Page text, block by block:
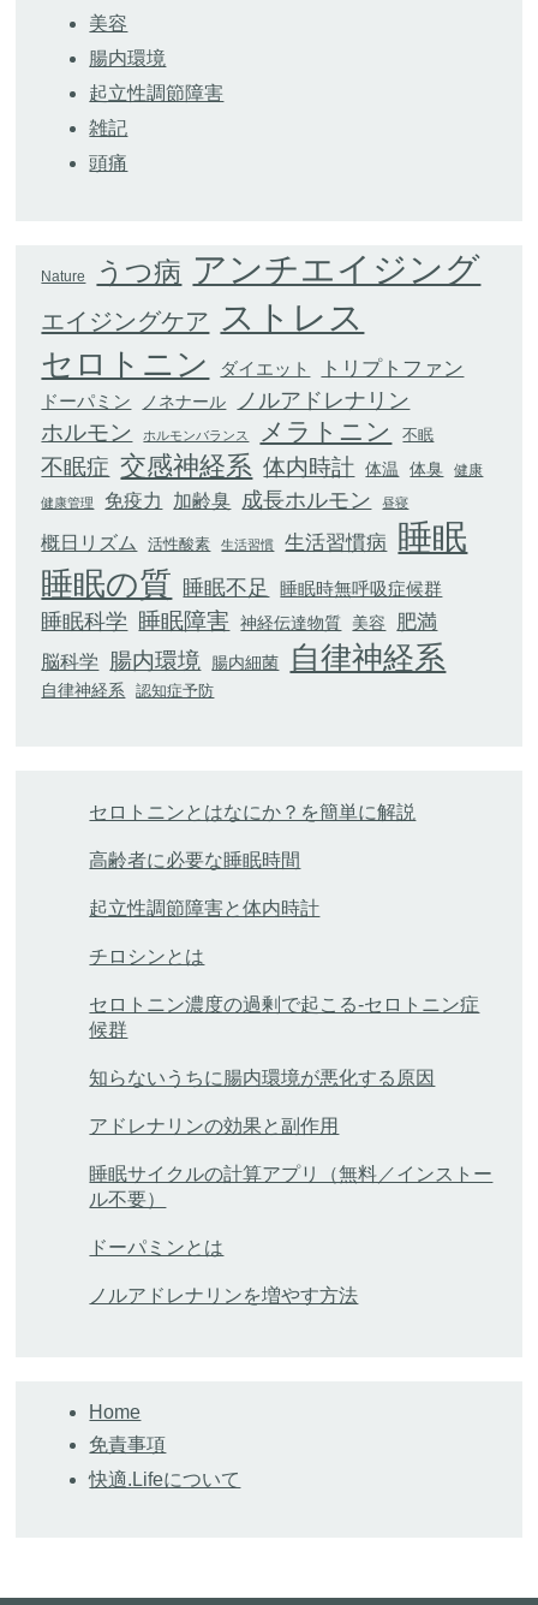
美容
腸内環境
起立性調節障害
雑記
頭痛
Nature うつ病 アンチエイジング
エイジングケア ストレス
セロトニン ダイエット トリプトファン
ドーパミン ノネナール ノルアドレナリン
ホルモン ホルモンバランス メラトニン 不眠
不眠症 交感神経系 体内時計 体温 体臭 健康
健康管理 免疫力 加齢臭 成長ホルモン 昼寝
概日リズム 活性酸素 生活習慣 生活習慣病 睡眠
睡眠の質 睡眠不足 睡眠時無呼吸症候群
睡眠科学 睡眠障害 神経伝達物質 美容 肥満
脳科学 腸内環境 腸内細菌 自律神経系
自律神経系 認知症予防
セロトニンとはなにか？を簡単に解説
高齢者に必要な睡眠時間
起立性調節障害と体内時計
チロシンとは
セロトニン濃度の過剰で起こる-セロトニン症
候群
知らないうちに腸内環境が悪化する原因
アドレナリンの効果と副作用
睡眠サイクルの計算アプリ（無料／インストー
ル不要）
ドーパミンとは
ノルアドレナリンを増やす方法
Home
免責事項
快適.Lifeについて